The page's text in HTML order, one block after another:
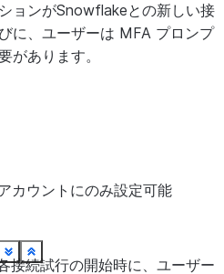
Show less
See more
Show less
See more
Show less
See more
Show less
See more
Show less
See more
Show less
See more
ョンがSnowflakeとの新しい接
に、ユーザーは MFA プロンプ
があります。
カウントにのみ設定可能
接続試行の開始時に、ユーザー
Show less
See more
Show less
See more
Show less
See more
Show less
See more
Show less
See more
Show less
See more
Show less
See more
Show less
See more
Show less
See more
Show less
See more
Show less
See more
Show less
See more
Show less
See more